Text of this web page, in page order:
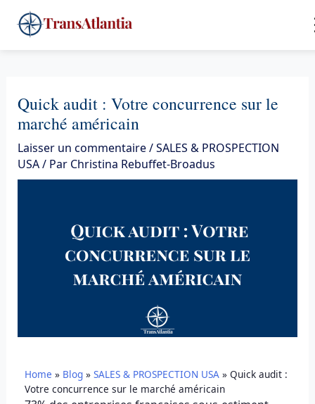
au
contenu
Quick audit : Votre concurrence sur le
marché américain
Laisser un commentaire/SALES & PROSPECTION
USA/ Par Christina Rebuffet-Broadus
Home » Blog» SALES & PROSPECTION USA» Quick audit :
Votre concurrence sur le marché américain